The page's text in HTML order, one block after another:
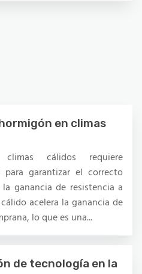
en climas
cálidos requiere
para garantizar el correcto
ganancia de resistencia a
acelera la ganancia de
lo que es una...
de tecnología en la